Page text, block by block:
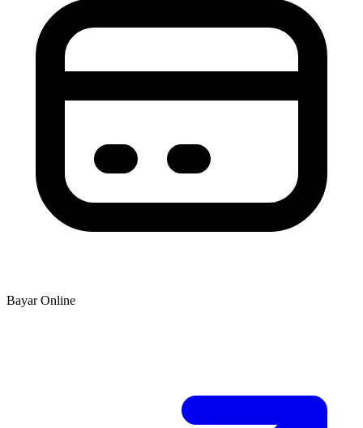
Bayar Online